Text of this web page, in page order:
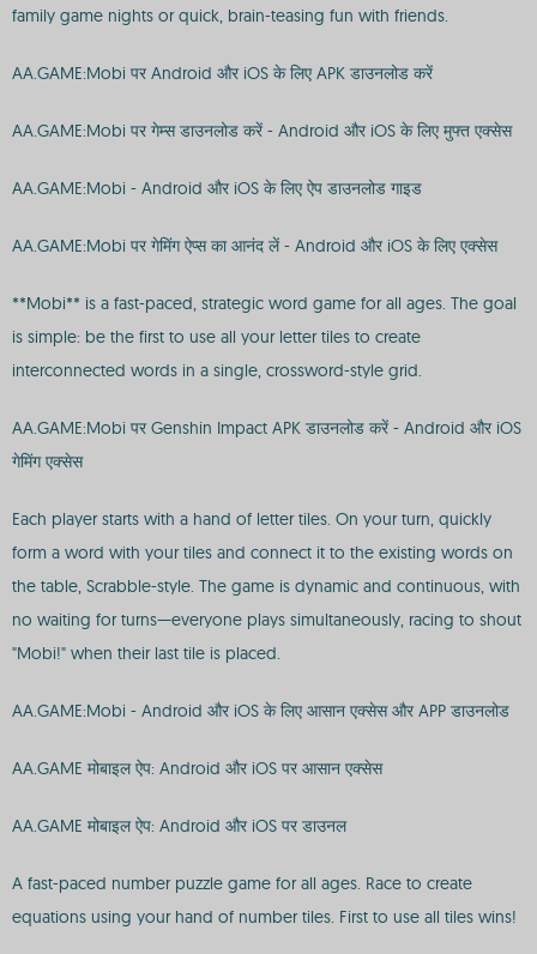
family game nights or quick, brain-teasing fun with friends.
AA.GAME:Mobi पर Android और iOS के लिए APK डाउनलोड करें
AA.GAME:Mobi पर गेम्स डाउनलोड करें - Android और iOS के लिए मुफ्त एक्सेस
AA.GAME:Mobi - Android और iOS के लिए ऐप डाउनलोड गाइड
AA.GAME:Mobi पर गेमिंग ऐप्स का आनंद लें - Android और iOS के लिए एक्सेस
**Mobi** is a fast-paced, strategic word game for all ages. The goal
is simple: be the first to use all your letter tiles to create
interconnected words in a single, crossword-style grid.
AA.GAME:Mobi पर Genshin Impact APK डाउनलोड करें - Android और iOS
गेमिंग एक्सेस
Each player starts with a hand of letter tiles. On your turn, quickly
form a word with your tiles and connect it to the existing words on
the table, Scrabble-style. The game is dynamic and continuous, with
no waiting for turns—everyone plays simultaneously, racing to shout
"Mobi!" when their last tile is placed.
AA.GAME:Mobi - Android और iOS के लिए आसान एक्सेस और APP डाउनलोड
AA.GAME मोबाइल ऐप: Android और iOS पर आसान एक्सेस
AA.GAME मोबाइल ऐप: Android और iOS पर डाउनल
A fast-paced number puzzle game for all ages. Race to create
equations using your hand of number tiles. First to use all tiles wins!